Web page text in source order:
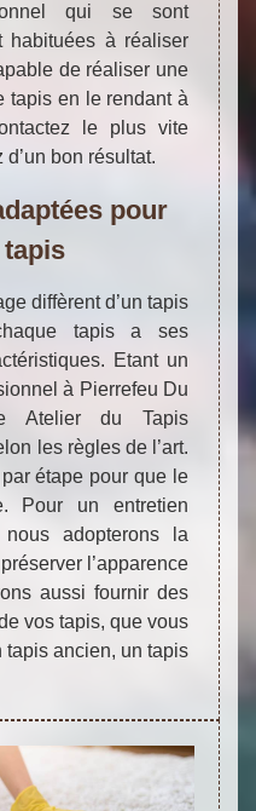
qui se sont
habituées à réaliser
de réaliser une
tapis en le rendant à
le plus vite
bon résultat.
pour
tapis
diffèrent d’un tapis
tapis a ses
Etant un
à Pierrefeu Du
Atelier du Tapis
les règles de l’art.
étape pour que le
Pour un entretien
adopterons la
l’apparence
aussi fournir des
vos tapis, que vous
ancien, un tapis